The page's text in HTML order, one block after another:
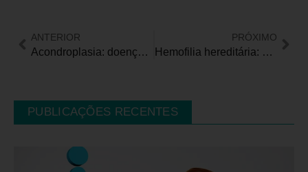
ANTERIOR
Acondroplasia: doença rara exige cuidado multidisciplinar
PRÓXIMO
Hemofilia hereditária: a importância do diagnóstico e do aconselhamento genético
PUBLICAÇÕES RECENTES